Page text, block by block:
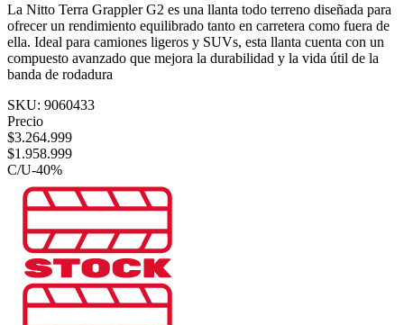
La Nitto Terra Grappler G2 es una llanta todo terreno diseñada para
ofrecer un rendimiento equilibrado tanto en carretera como fuera de
ella. Ideal para camiones ligeros y SUVs, esta llanta cuenta con un
compuesto avanzado que mejora la durabilidad y la vida útil de la
banda de rodadura
SKU: 9060433
Precio
$3.264.999
$1.958.999
C/U-40%